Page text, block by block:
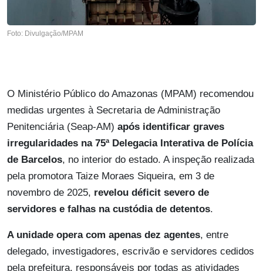
Foto: Divulgação/MPAM
O Ministério Público do Amazonas (MPAM) recomendou
medidas urgentes à Secretaria de Administração
Penitenciária (Seap-AM) após identificar graves
irregularidades na 75ª Delegacia Interativa de Polícia
de Barcelos, no interior do estado. A inspeção realizada
pela promotora Taize Moraes Siqueira, em 3 de
novembro de 2025, revelou déficit severo de
servidores e falhas na custódia de detentos.
A unidade opera com apenas dez agentes, entre
delegado, investigadores, escrivão e servidores cedidos
pela prefeitura, responsáveis por todas as atividades